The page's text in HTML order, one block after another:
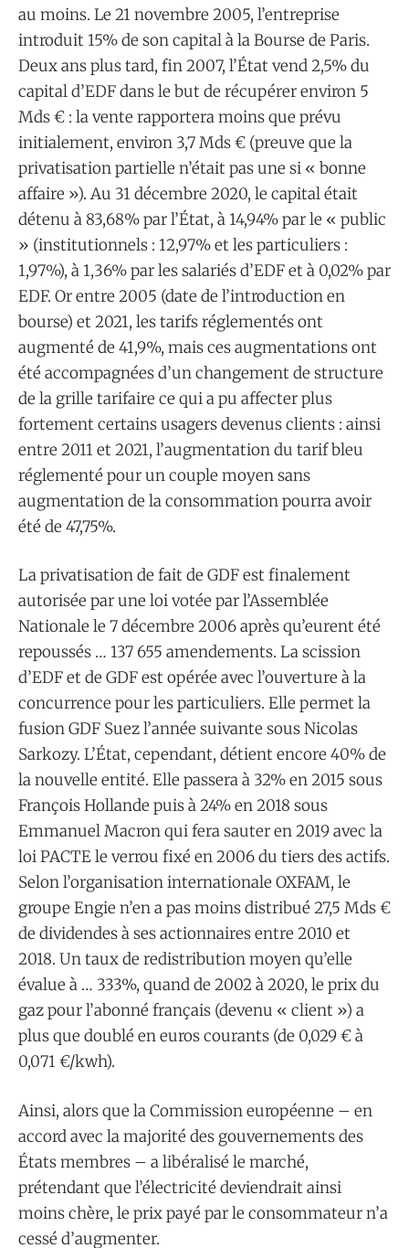
au moins. Le 21 novembre 2005, l’entreprise
introduit 15% de son capital à la Bourse de Paris.
Deux ans plus tard, fin 2007, l’État vend 2,5% du
capital d’EDF dans le but de récupérer environ 5
Mds € : la vente rapportera moins que prévu
initialement, environ 3,7 Mds € (preuve que la
privatisation partielle n’était pas une si « bonne
affaire »). Au 31 décembre 2020, le capital était
détenu à 83,68% par l’État, à 14,94% par le « public
» (institutionnels : 12,97% et les particuliers :
1,97%), à 1,36% par les salariés d’EDF et à 0,02% par
EDF. Or entre 2005 (date de l’introduction en
bourse) et 2021, les tarifs réglementés ont
augmenté de 41,9%, mais ces augmentations ont
été accompagnées d’un changement de structure
de la grille tarifaire ce qui a pu affecter plus
fortement certains usagers devenus clients : ainsi
entre 2011 et 2021, l’augmentation du tarif bleu
réglementé pour un couple moyen sans
augmentation de la consommation pourra avoir
été de 47,75%.
La privatisation de fait de GDF est finalement
autorisée par une loi votée par l’Assemblée
Nationale le 7 décembre 2006 après qu’eurent été
repoussés … 137 655 amendements. La scission
d’EDF et de GDF est opérée avec l’ouverture à la
concurrence pour les particuliers. Elle permet la
fusion GDF Suez l’année suivante sous Nicolas
Sarkozy. L’État, cependant, détient encore 40% de
la nouvelle entité. Elle passera à 32% en 2015 sous
François Hollande puis à 24% en 2018 sous
Emmanuel Macron qui fera sauter en 2019 avec la
loi PACTE le verrou fixé en 2006 du tiers des actifs.
Selon l’organisation internationale OXFAM, le
groupe Engie n’en a pas moins distribué 27,5 Mds €
de dividendes à ses actionnaires entre 2010 et
2018. Un taux de redistribution moyen qu’elle
évalue à … 333%, quand de 2002 à 2020, le prix du
gaz pour l’abonné français (devenu « client ») a
plus que doublé en euros courants (de 0,029 € à
0,071 €/kwh).
Ainsi, alors que la Commission européenne – en
accord avec la majorité des gouvernements des
États membres – a libéralisé le marché,
prétendant que l’électricité deviendrait ainsi
moins chère, le prix payé par le consommateur n’a
cessé d’augmenter.